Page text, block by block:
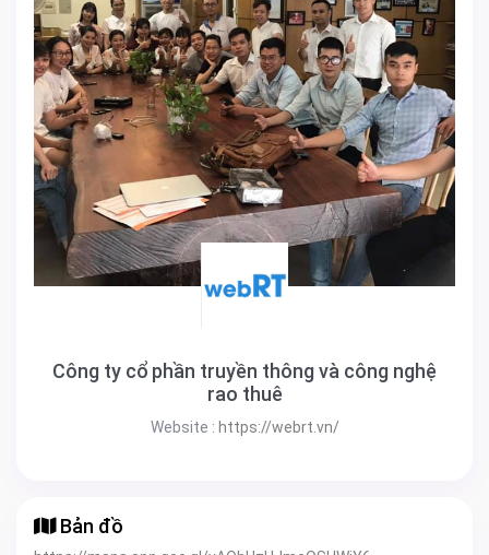
Công ty cổ phần truyền thông và công nghệ
rao thuê
Website : https://webrt.vn/
Bản đồ